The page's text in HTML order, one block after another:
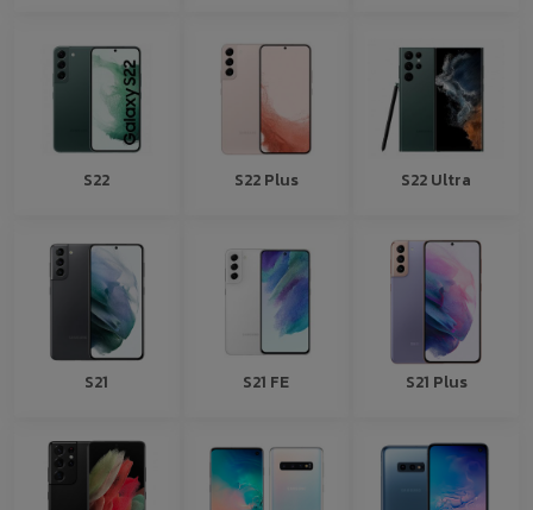
S22 S22 Plus S22 Ultra
S21 S21 FE S21 Plus